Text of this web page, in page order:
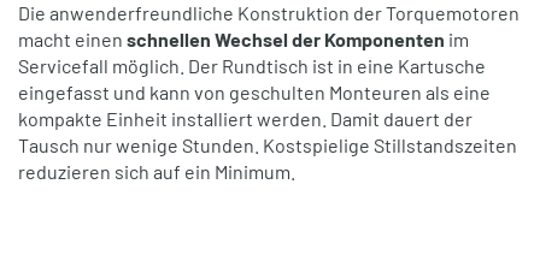
Die anwenderfreundliche Konstruktion der Torquemotoren
macht einen schnellen Wechsel der Komponenten im
Servicefall möglich. Der Rundtisch ist in eine Kartusche
eingefasst und kann von geschulten Monteuren als eine
kompakte Einheit installiert werden. Damit dauert der
Tausch nur wenige Stunden. Kostspielige Stillstandszeiten
reduzieren sich auf ein Minimum.